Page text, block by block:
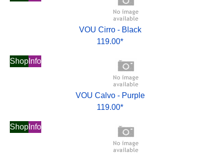
VOU Cirro - Black
119.00*
Shop Info
VOU Calvo - Purple
119.00*
Shop Info